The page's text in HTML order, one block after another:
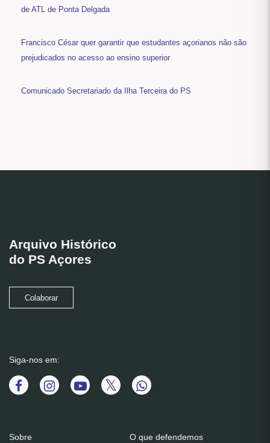
de ATL de Ponta Delgada
Francisco César quer garantir que estudantes açorianos não são
prejudicados no acesso ao ensino superior
Comunicado Secretariado da Ilha Terceira do PS
Arquivo Histórico
do PS Açores
Colaborar
Siga-nos em:
Sobre O que defendemos